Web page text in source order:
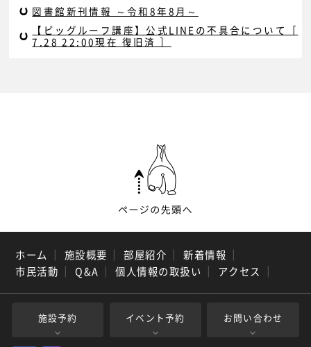
図書館新刊情報 ～令和8年8月～
【ビッグルーフ講座】公式LINEの不具合について［
7.28 22:00現在 復旧済 ］
ホーム ｜ 施設概要 ｜ 部屋紹介 ｜ 新着情報 ｜
市民活動 ｜ Q&A ｜ 個人情報の取扱い ｜ アクセス ｜
施設予約 イベント予約 お問い合わせ